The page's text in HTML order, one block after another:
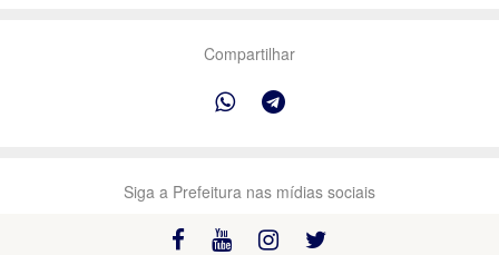
Compartilhar
Siga a Prefeitura nas mídias sociais